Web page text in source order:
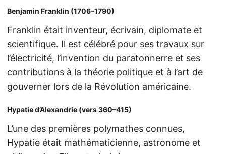
Benjamin Franklin (1706–1790)
Franklin était inventeur, écrivain, diplomate et
scientifique. Il est célébré pour ses travaux sur
l’électricité, l’invention du paratonnerre et ses
contributions à la théorie politique et à l’art de
gouverner lors de la Révolution américaine.
Hypatie d’Alexandrie (vers 360–415)
L’une des premières polymathes connues,
Hypatie était mathématicienne, astronome et